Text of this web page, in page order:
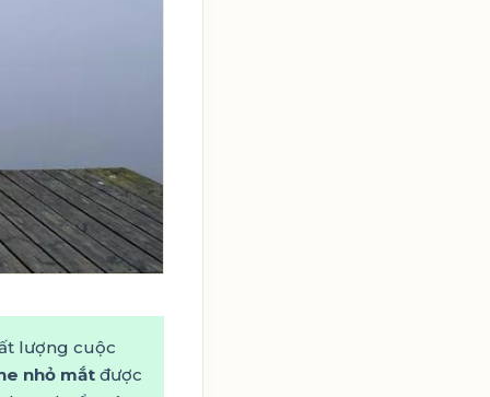
lượng cuộc
nhỏ mắt được